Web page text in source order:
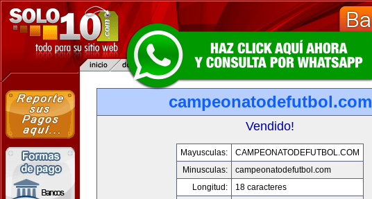
campeonatodefutbol.com
Vendido!
Mayusculas:
CAMPEONATODEFUTBOL.COM
Minusculas:
campeonatodefutbol.com
Longitud:
18 caracteres